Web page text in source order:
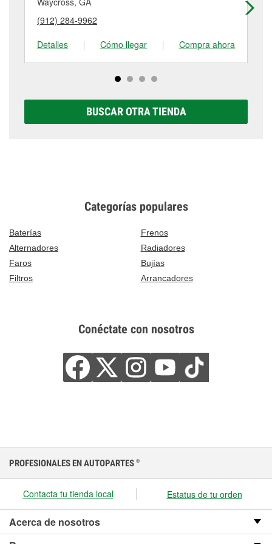
detalles, contáctanos al
en 3232 Us Highway 84, Blackshear, GA.
tienda #5050 para obtener más información.
(912) 284-9962
Detalles
| Cómo llegar | Compra ahora
BUSCAR OTRA TIENDA
Categorías populares
Baterías
Frenos
Alternadores
Radiadores
Faros
Bujías
Filtros
Arrancadores
Conéctate con nosotros
PROFESIONALES EN AUTOPARTES ®
Contacta tu tienda local Estatus de tu orden
Acerca de nosotros